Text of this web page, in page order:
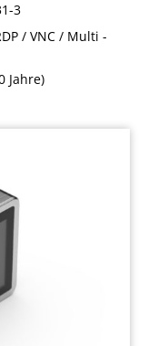
3
/ VNC / Multi -
Jahre)